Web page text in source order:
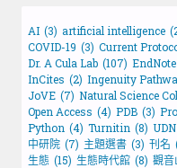
AI (3) artificial intelligence
COVID-19 (3) Current
Dr. A Cula Lab (107) EndNote
InCites (2) Ingenuity
JoVE (7) Natural Science
Open Access (4) PDB (3)
Python (4) Turnitin (8) UDN
中研院 (7) 主題選書 (3) 刊名
生態 (15) 生態時代館 (8) 觀音